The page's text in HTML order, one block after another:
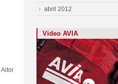
abril 2012
Video AVIA